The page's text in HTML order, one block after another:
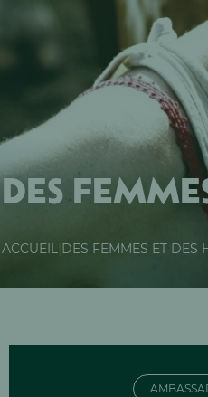
Des
ACCUEIL| DES FEMMES ET DES